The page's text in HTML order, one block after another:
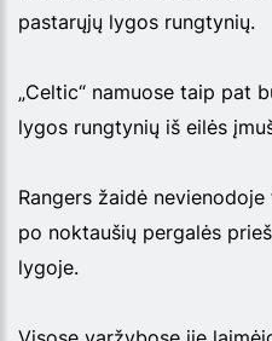
pastarųjų lygos rungtynių.
„Celtic“ namuose taip pat
lygos rungtynių iš eilės
Rangers žaidė
po noktaušių pergalės
lygoje.